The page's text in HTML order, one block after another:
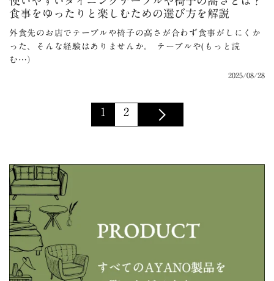
食事をゆったりと楽しむための選び方を解説
外食先のお店でテーブルや椅子の高さが合わず食事がしにくか
った、そんな経験はありませんか。 テーブルや(もっと読
む…）
2025/08/28
1 2